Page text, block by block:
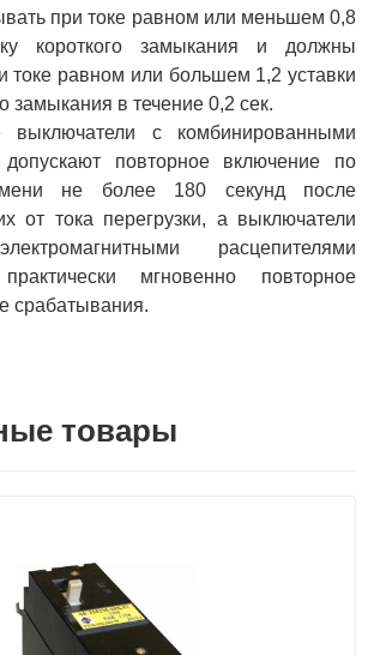
при токе равном или меньшем 0,8
короткого замыкания и должны
токе равном или большем 1,2 уставки
замыкания в течение 0,2 сек.
выключатели с комбинированными
допускают повторное включение по
не более 180 секунд после
от тока перегрузки, а выключатели
расцепителями
мгновенно повторное
срабатывания.
товары